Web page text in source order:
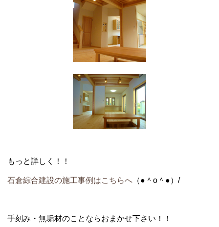
もっと詳しく！！
石倉綜合建設の施工事例はこちらへ （●＾o＾●）/
手刻み・無垢材のことならおまかせ下さい！！